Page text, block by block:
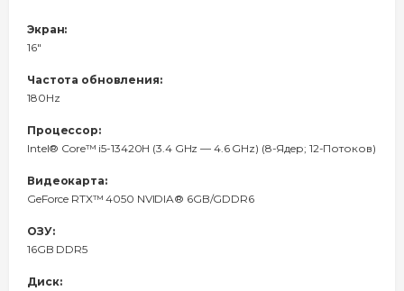
Экран:
16"
Частота обновления:
180Hz
Процессор:
Intel® Core™ i5-13420H (3.4 GHz — 4.6 GHz) (8-Ядeр; 12-Потоков)
Видеокарта:
GeForce RTX™ 4050 NVIDIA® 6GB/GDDR6
ОЗУ:
16GB DDR5
Диск: